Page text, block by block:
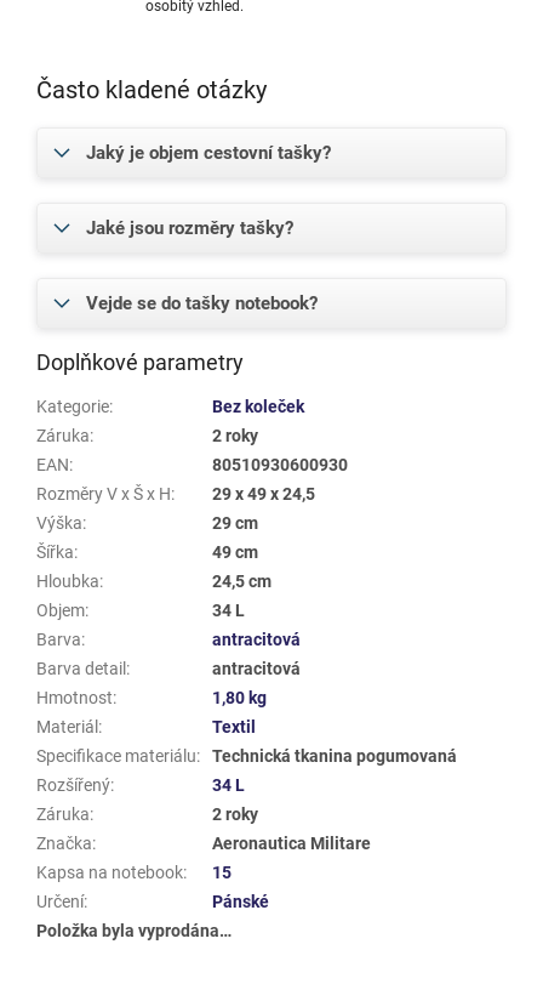
osobitý vzhled.
Často kladené otázky
Jaký je objem cestovní tašky?
Jaké jsou rozměry tašky?
Vejde se do tašky notebook?
Doplňkové parametry
Kategorie:
Bez koleček
Záruka:
2 roky
EAN:
80510930600930
Rozměry V x Š x H:
29 x 49 x 24,5
Výška:
29 cm
Šířka:
49 cm
Hloubka:
24,5 cm
Objem:
34 L
Barva:
antracitová
Barva detail :
antracitová
Hmotnost:
1,80 kg
Materiál :
Textil
Specifikace materiálu:
Technická tkanina pogumovaná
Rozšířený:
34 L
Záruka:
2 roky
Značka:
Aeronautica Militare
Kapsa na notebook:
15
Určení:
Pánské
Položka byla vyprodána…